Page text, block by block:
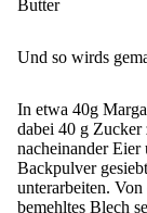
Butter
Und so wirds
In etwa 40g
dabei 40 g Zucker
nacheinander Eier
Backpulver
unterarbeiten.
bemehltes Blech